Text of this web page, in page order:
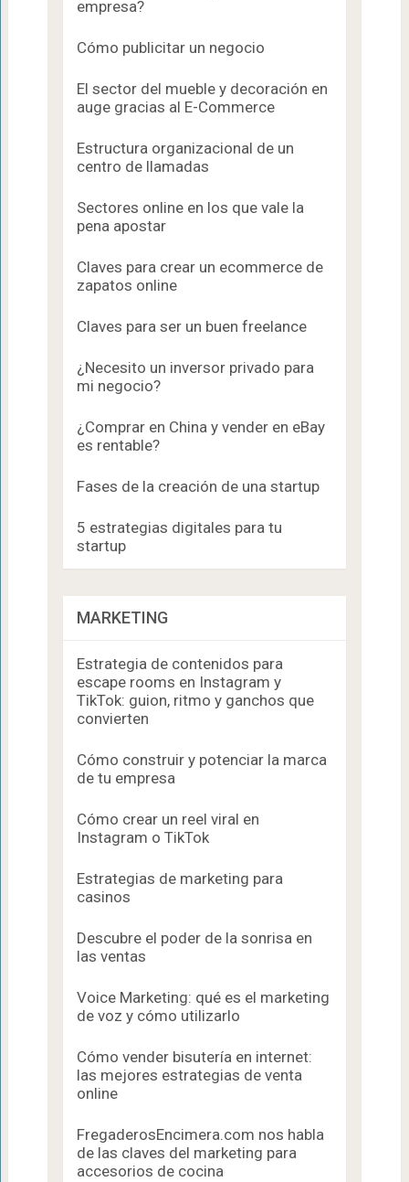
empresa?
Cómo publicitar un negocio
El sector del mueble y decoración en
auge gracias al E-Commerce
Estructura organizacional de un
centro de llamadas
Sectores online en los que vale la
pena apostar
Claves para crear un ecommerce de
zapatos online
Claves para ser un buen freelance
¿Necesito un inversor privado para
mi negocio?
¿Comprar en China y vender en eBay
es rentable?
Fases de la creación de una startup
5 estrategias digitales para tu
startup
MARKETING
Estrategia de contenidos para
escape rooms en Instagram y
TikTok: guion, ritmo y ganchos que
convierten
Cómo construir y potenciar la marca
de tu empresa
Cómo crear un reel viral en
Instagram o TikTok
Estrategias de marketing para
casinos
Descubre el poder de la sonrisa en
las ventas
Voice Marketing: qué es el marketing
de voz y cómo utilizarlo
Cómo vender bisutería en internet:
las mejores estrategias de venta
online
FregaderosEncimera.com nos habla
de las claves del marketing para
accesorios de cocina